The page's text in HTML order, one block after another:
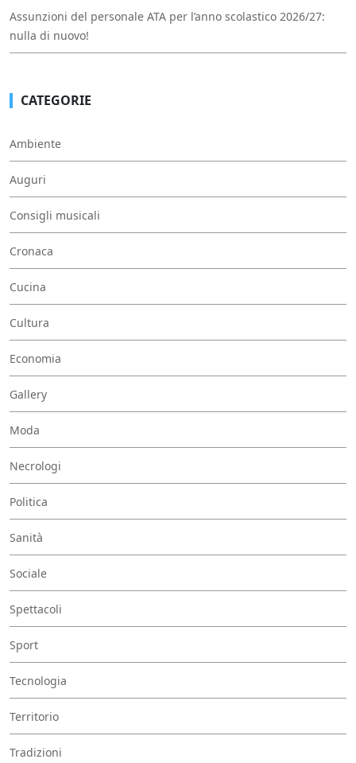
Assunzioni del personale ATA per l’anno scolastico 2026/27:
nulla di nuovo!
CATEGORIE
Ambiente
Auguri
Consigli musicali
Cronaca
Cucina
Cultura
Economia
Gallery
Moda
Necrologi
Politica
Sanità
Sociale
Spettacoli
Sport
Tecnologia
Territorio
Tradizioni